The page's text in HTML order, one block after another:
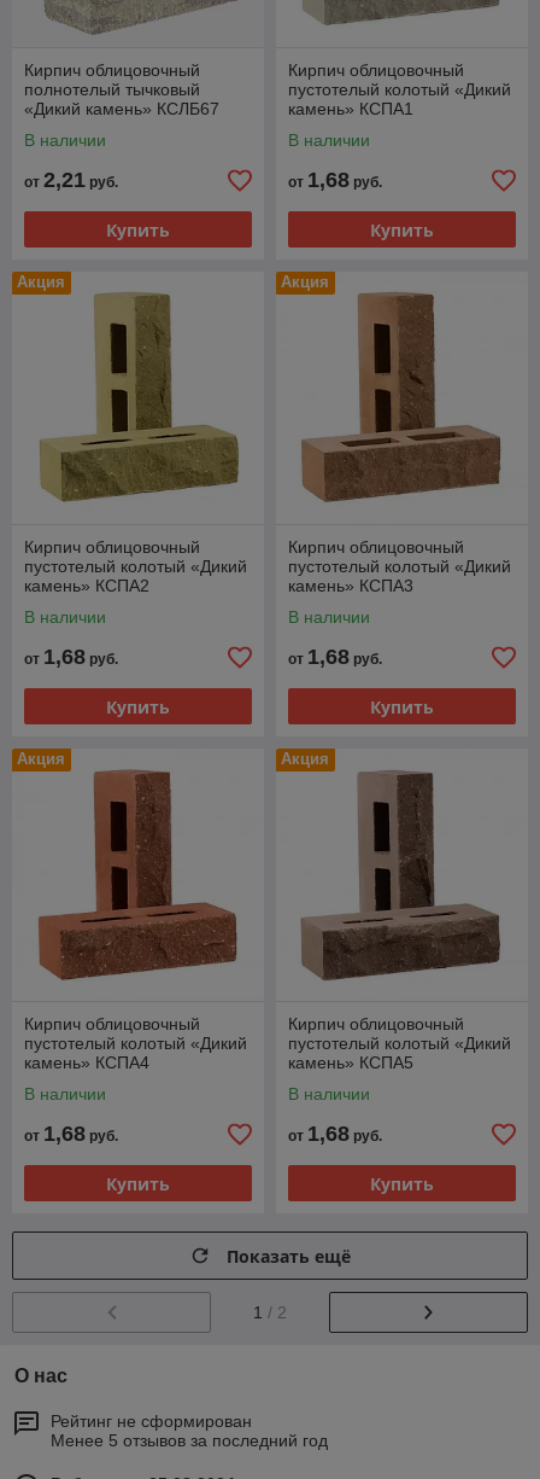
Кирпич облицовочный
полнотелый тычковый
«Дикий камень» КСЛБ67
В наличии
от 2,21 руб.
Купить
Кирпич облицовочный
пустотелый колотый «Дикий
камень» КСПА1
В наличии
от 1,68 руб.
Купить
Акция
Кирпич облицовочный
пустотелый колотый «Дикий
камень» КСПА2
В наличии
от 1,68 руб.
Купить
Акция
Кирпич облицовочный
пустотелый колотый «Дикий
камень» КСПА3
В наличии
от 1,68 руб.
Купить
Акция
Кирпич облицовочный
пустотелый колотый «Дикий
камень» КСПА4
В наличии
от 1,68 руб.
Купить
Акция
Кирпич облицовочный
пустотелый колотый «Дикий
камень» КСПА5
В наличии
от 1,68 руб.
Купить
Показать ещё
1 / 2
О нас
Рейтинг не сформирован
Менее 5 отзывов за последний год